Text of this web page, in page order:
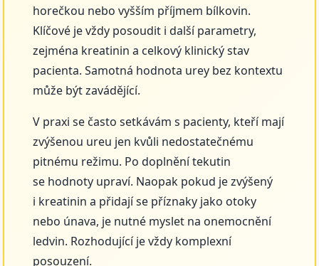
horečkou nebo vyšším příjmem bílkovin.
Klíčové je vždy posoudit i další parametry,
zejména kreatinin a celkový klinický stav
pacienta. Samotná hodnota urey bez kontextu
může být zavádějící.
V praxi se často setkávám s pacienty, kteří mají
zvýšenou ureu jen kvůli nedostatečnému
pitnému režimu. Po doplnění tekutin
se hodnoty upraví. Naopak pokud je zvýšený
i kreatinin a přidají se příznaky jako otoky
nebo únava, je nutné myslet na onemocnění
ledvin. Rozhodující je vždy komplexní
posouzení.